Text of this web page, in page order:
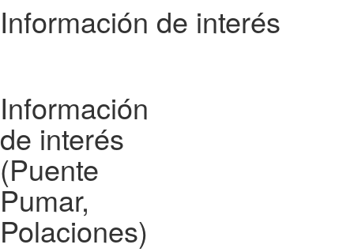
Información de interés
Información
de interés
(Puente
Pumar,
Polaciones)